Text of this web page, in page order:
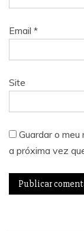
Email *
Site
Guardar o
a próxima vez